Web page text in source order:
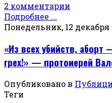
2 комментарии
Подробнее ...
Понедельник, 12 декабря
«Из всех убийств,
грех!» — протоиерей
Опубликовано в
Теги